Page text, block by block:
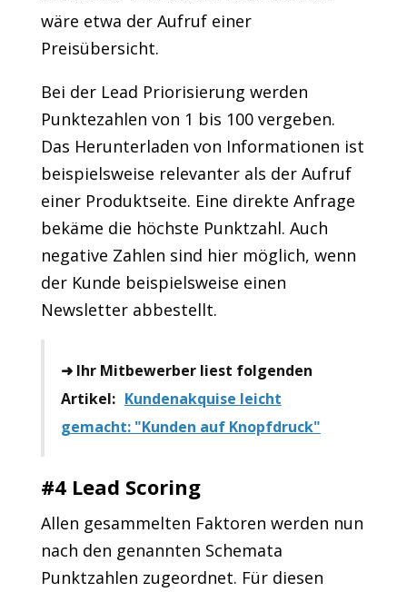
wäre etwa der Aufruf einer
Preisübersicht.
Bei der Lead Priorisierung werden
Punktezahlen von 1 bis 100 vergeben.
Das Herunterladen von Informationen ist
beispielsweise relevanter als der Aufruf
einer Produktseite. Eine direkte Anfrage
bekäme die höchste Punktzahl. Auch
negative Zahlen sind hier möglich, wenn
der Kunde beispielsweise einen
Newsletter abbestellt.
➜ Ihr Mitbewerber liest folgenden
Artikel: Kundenakquise leicht
gemacht: "Kunden auf Knopfdruck"
#4 Lead Scoring
Allen gesammelten Faktoren werden nun
nach den genannten Schemata
Punktzahlen zugeordnet. Für diesen